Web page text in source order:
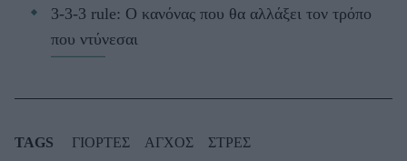
3-3-3 rule: Ο κανόνας που θα αλλάξει τον τρόπο
που ντύνεσαι
TAGS ΓΙΟΡΤΕΣ ΑΓΧΟΣ ΣΤΡΕΣ